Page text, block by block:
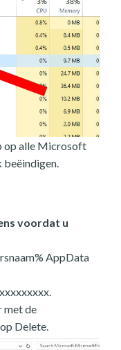
op alle Microsoft
beëindigen.
voordat u
AppData
met de
Delete.